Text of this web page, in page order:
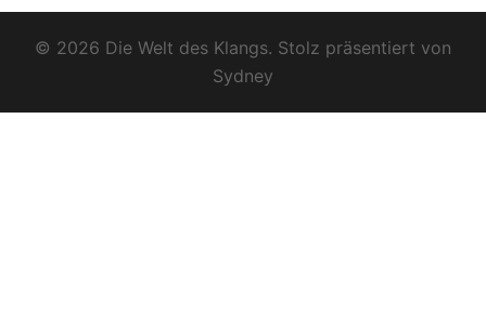
© 2026 Die Welt des Klangs. Stolz präsentiert von
Sydney